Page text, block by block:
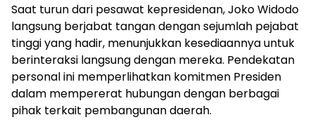
Saat turun dari pesawat kepresidenan, Joko Widodo
langsung berjabat tangan dengan sejumlah pejabat
tinggi yang hadir, menunjukkan kesediaannya untuk
berinteraksi langsung dengan mereka. Pendekatan
personal ini memperlihatkan komitmen Presiden
dalam mempererat hubungan dengan berbagai
pihak terkait pembangunan daerah.